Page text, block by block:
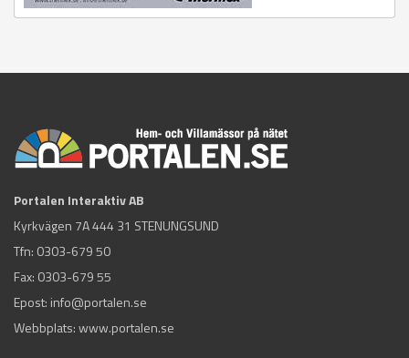
Portalen Interaktiv AB
Kyrkvägen 7A 444 31 STENUNGSUND
Tfn: 0303-679 50
Fax: 0303-679 55
Epost: info@portalen.se
Webbplats: www.portalen.se